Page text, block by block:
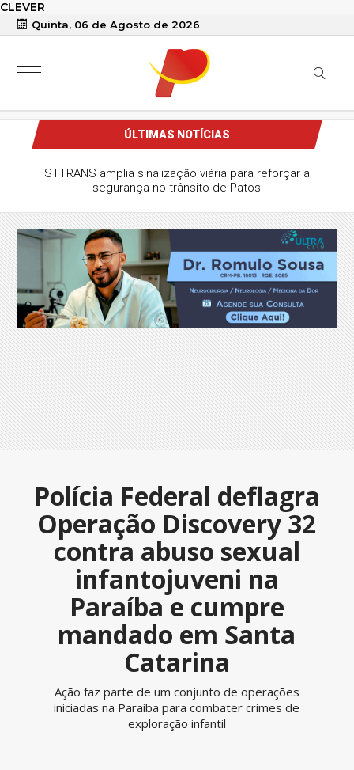
CLEVER
Quinta, 06 de Agosto de 2026
ÚLTIMAS NOTÍCIAS
STTRANS amplia sinalização viária para reforçar a
segurança no trânsito de Patos
Polícia Federal deflagra
Operação Discovery 32
contra abuso sexual
infantojuveni na
Paraíba e cumpre
mandado em Santa
Catarina
Ação faz parte de um conjunto de operações
iniciadas na Paraíba para combater crimes de
exploração infantil